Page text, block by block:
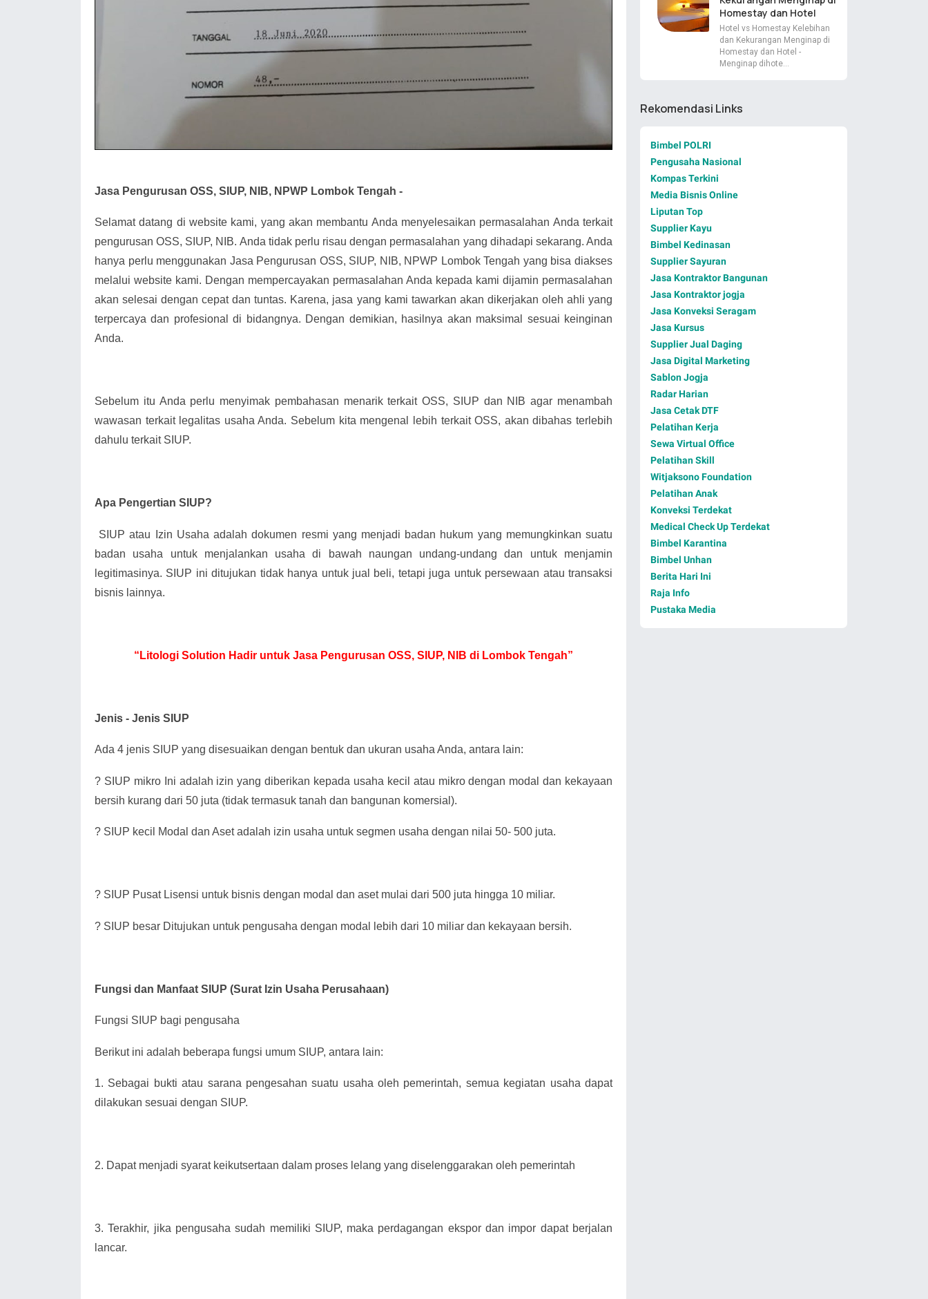
Jasa Pengurusan OSS, SIUP, NIB, NPWP Lombok Tengah -
Selamat datang di website kami, yang akan membantu Anda menyelesaikan permasalahan Anda terkait
pengurusan OSS, SIUP, NIB. Anda tidak perlu risau dengan permasalahan yang dihadapi sekarang. Anda
hanya perlu menggunakan Jasa Pengurusan OSS, SIUP, NIB, NPWP Lombok Tengah yang bisa diakses
melalui website kami. Dengan mempercayakan permasalahan Anda kepada kami dijamin permasalahan
akan selesai dengan cepat dan tuntas. Karena, jasa yang kami tawarkan akan dikerjakan oleh ahli yang
terpercaya dan profesional di bidangnya. Dengan demikian, hasilnya akan maksimal sesuai keinginan
Anda.
Sebelum itu Anda perlu menyimak pembahasan menarik terkait OSS, SIUP dan NIB agar menambah
wawasan terkait legalitas usaha Anda. Sebelum kita mengenal lebih terkait OSS, akan dibahas terlebih
dahulu terkait SIUP.
Apa Pengertian SIUP?
SIUP atau Izin Usaha adalah dokumen resmi yang menjadi badan hukum yang memungkinkan suatu
badan usaha untuk menjalankan usaha di bawah naungan undang-undang dan untuk menjamin
legitimasinya. SIUP ini ditujukan tidak hanya untuk jual beli, tetapi juga untuk persewaan atau transaksi
bisnis lainnya.
“Litologi Solution Hadir untuk Jasa Pengurusan OSS, SIUP, NIB di Lombok Tengah”
Jenis - Jenis SIUP
Ada 4 jenis SIUP yang disesuaikan dengan bentuk dan ukuran usaha Anda, antara lain:
? SIUP mikro Ini adalah izin yang diberikan kepada usaha kecil atau mikro dengan modal dan kekayaan
bersih kurang dari 50 juta (tidak termasuk tanah dan bangunan komersial).
? SIUP kecil Modal dan Aset adalah izin usaha untuk segmen usaha dengan nilai 50- 500 juta.
? SIUP Pusat Lisensi untuk bisnis dengan modal dan aset mulai dari 500 juta hingga 10 miliar.
? SIUP besar Ditujukan untuk pengusaha dengan modal lebih dari 10 miliar dan kekayaan bersih.
Fungsi dan Manfaat SIUP (Surat Izin Usaha Perusahaan)
Fungsi SIUP bagi pengusaha
Berikut ini adalah beberapa fungsi umum SIUP, antara lain:
1. Sebagai bukti atau sarana pengesahan suatu usaha oleh pemerintah, semua kegiatan usaha dapat
dilakukan sesuai dengan SIUP.
2. Dapat menjadi syarat keikutsertaan dalam proses lelang yang diselenggarakan oleh pemerintah
3. Terakhir, jika pengusaha sudah memiliki SIUP, maka perdagangan ekspor dan impor dapat berjalan
lancar.
Homestay dan Hotel
Hotel vs Homestay Kelebihan
dan Kekurangan Menginap di
Homestay dan Hotel -
Menginap dihote…
Rekomendasi Links
Bimbel POLRI
Pengusaha Nasional
Kompas Terkini
Media Bisnis Online
Liputan Top
Supplier Kayu
Bimbel Kedinasan
Supplier Sayuran
Jasa Kontraktor Bangunan
Jasa Kontraktor jogja
Jasa Konveksi Seragam
Jasa Kursus
Supplier Jual Daging
Jasa Digital Marketing
Sablon Jogja
Radar Harian
Jasa Cetak DTF
Pelatihan Kerja
Sewa Virtual Office
Pelatihan Skill
Witjaksono Foundation
Pelatihan Anak
Konveksi Terdekat
Medical Check Up Terdekat
Bimbel Karantina
Bimbel Unhan
Berita Hari Ini
Raja Info
Pustaka Media